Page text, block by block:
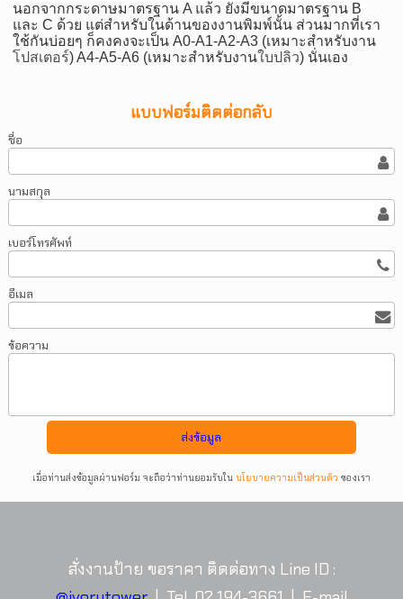
นอกจากกระดาษมาตรฐานA แล้ว ยังมีขนาดมาตรฐาน B
และC ด้วย แต่สำหรับในด้านของงานพิมพ์นั้น ส่วนมากที่เรา
ใช้กันบ่อยๆ ก็คงคงจะเป็นA0-A1-A2-A3 (เหมาะสำหรับงาน
โปสเตอร์)A4-A5-A6 (เหมาะสำหรับงานใบปลิว) นั่นเอง
แบบฟอร์มติดต่อกลับ
ชื่อ
นามสกุล
เบอร์โทรศัพท์
อีเมล
ข้อความ
เมื่อท่านส่งข้อมูลผ่านฟอร์ม จะถือว่าท่านยอมรับใน นโยบายความเป็นส่วนตัว ของเรา
สั่งงานป้าย ขอราคา ติดต่อทาง Line ID :